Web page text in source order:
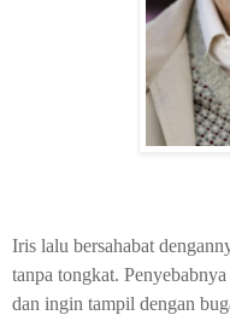
Arthur
Iris lalu bersahabat
tanpa tongkat.
dan ingin tampil dengan